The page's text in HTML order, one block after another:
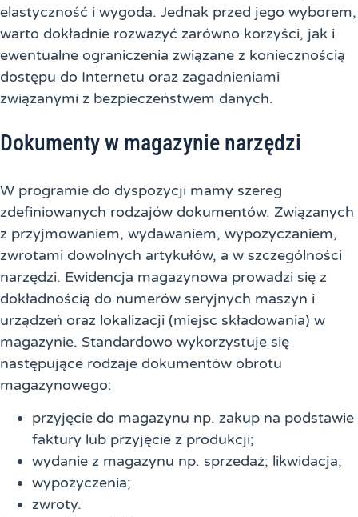
elastyczność i wygoda. Jednak przed jego wyborem,
warto dokładnie rozważyć zarówno korzyści, jak i
ewentualne ograniczenia związane z koniecznością
dostępu do Internetu oraz zagadnieniami
związanymi z bezpieczeństwem danych.
Dokumenty w magazynie narzędzi
W programie do dyspozycji mamy szereg
zdefiniowanych rodzajów dokumentów. Związanych
z przyjmowaniem, wydawaniem, wypożyczaniem,
zwrotami dowolnych artykułów, a w szczególności
narzędzi. Ewidencja magazynowa prowadzi się z
dokładnością do numerów seryjnych maszyn i
urządzeń oraz lokalizacji (miejsc składowania) w
magazynie. Standardowo wykorzystuje się
następujące rodzaje dokumentów obrotu
magazynowego:
przyjęcie do magazynu np. zakup na podstawie
faktury lub przyjęcie z produkcji;
wydanie z magazynu np. sprzedaż; likwidacja;
wypożyczenia;
zwroty.